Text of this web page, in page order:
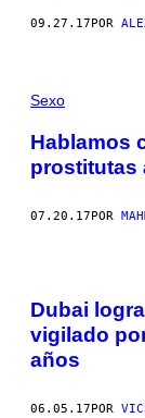
09.27.17 POR
Sexo
Hablamos
prostitutas
07.20.17POR
Dubai
vigilado
años
06.05.17 POR